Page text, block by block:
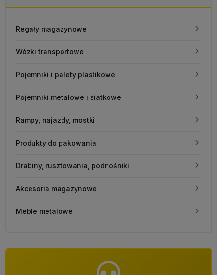
Regały magazynowe
Wózki transportowe
Pojemniki i palety plastikowe
Pojemniki metalowe i siatkowe
Rampy, najazdy, mostki
Produkty do pakowania
Drabiny, rusztowania, podnośniki
Akcesoria magazynowe
Meble metalowe